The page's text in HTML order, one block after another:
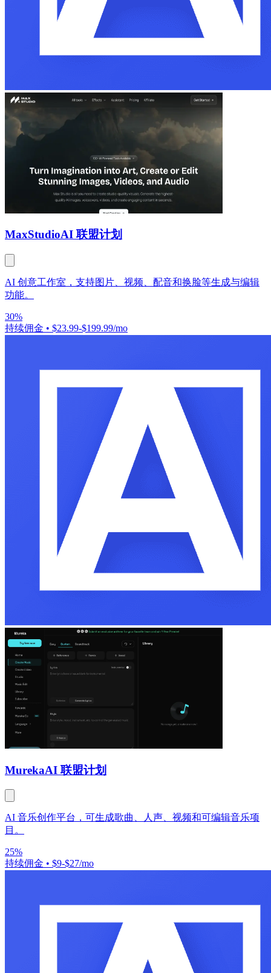
MaxStudioAI 联盟计划
AI 创意工作室，支持图片、视频、配音和换脸等生成与编辑
功能。
30%
持续佣金 • $23.99-$199.99/mo
MurekaAI 联盟计划
AI 音乐创作平台，可生成歌曲、人声、视频和可编辑音乐项
目。
25%
持续佣金 • $9-$27/mo